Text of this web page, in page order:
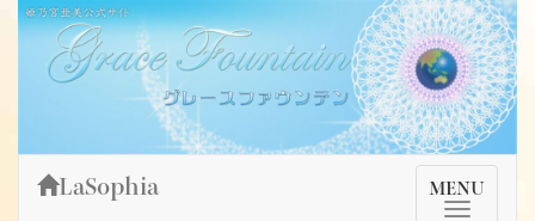
Skip
content
姫乃宮亜美公式サイト～Grace Fountain～
グレースファウンテン
TMenu
MENU
LaSophia